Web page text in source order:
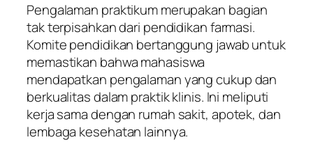
Pengalaman praktikum merupakan bagian
tak terpisahkan dari pendidikan farmasi.
Komite pendidikan bertanggung jawab untuk
memastikan bahwa mahasiswa
mendapatkan pengalaman yang cukup dan
berkualitas dalam praktik klinis. Ini meliputi
kerja sama dengan rumah sakit, apotek, dan
lembaga kesehatan lainnya.